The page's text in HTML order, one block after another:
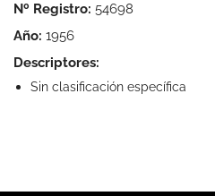
Nº Registro: 54698
Año: 1956
Descriptores:
Sin clasificación específica